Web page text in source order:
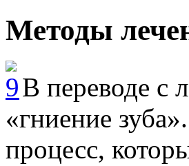
Методы
В переводе с
«гниение
процесс,